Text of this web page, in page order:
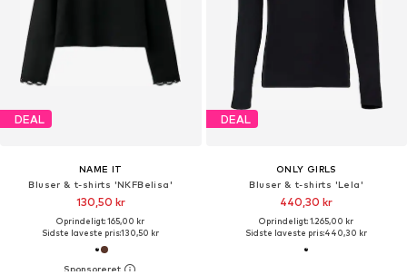
DEAL
NAME IT
Bluser & t-shirts 'NKFBelisa'
130,50 kr
Oprindeligt: 165,00 kr
Sidste laveste pris:130,50 kr
DEAL
ONLY GIRLS
Bluser & t-shirts 'Lela'
440,30 kr
Oprindeligt: 1.265,00 kr
Sidste laveste pris:440,30 kr